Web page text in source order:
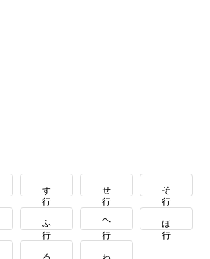
す行 せ行 そ行
ふ行 へ行 ほ行
ろ行 わ行